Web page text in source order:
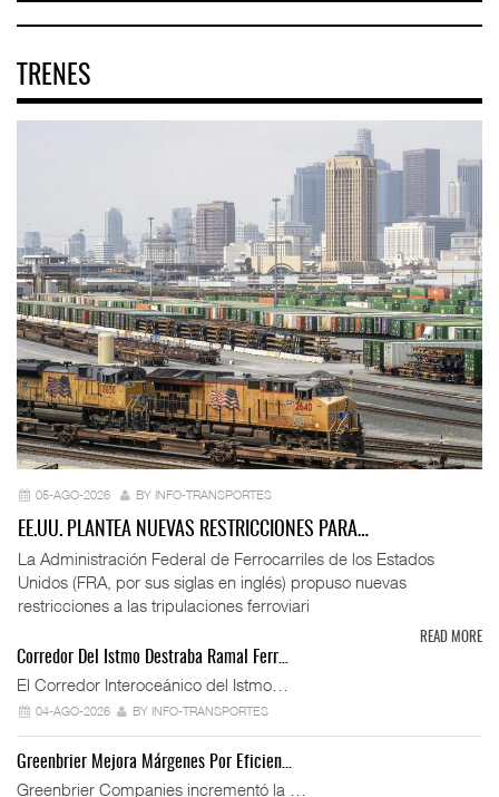
TRENES
05-AGO-2026 BY INFO-TRANSPORTES
EE.UU. PLANTEA NUEVAS RESTRICCIONES PARA…
La Administración Federal de Ferrocarriles de los Estados
Unidos (FRA, por sus siglas en inglés) propuso nuevas
restricciones a las tripulaciones ferroviari
READ MORE
Corredor Del Istmo Destraba Ramal Ferr…
El Corredor Interoceánico del Istmo…
04-AGO-2026 BY INFO-TRANSPORTES
Greenbrier Mejora Márgenes Por Eficien…
Greenbrier Companies incrementó la …